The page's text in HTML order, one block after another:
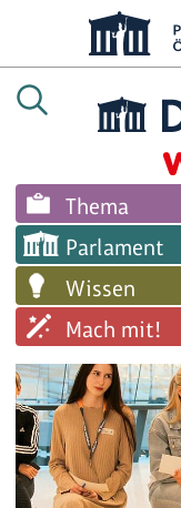
Thema
Parlament
Wissen
Mach mit!